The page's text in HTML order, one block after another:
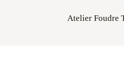
Atelier Foudre